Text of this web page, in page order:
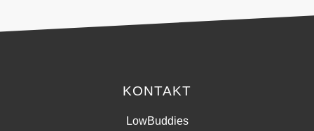
KONTAKT
LowBuddies